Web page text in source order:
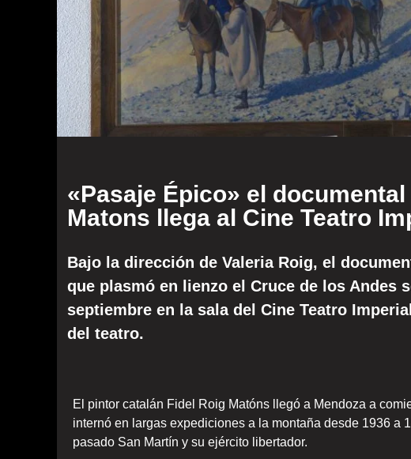
«Pasaje Épico» el
Matons llega al Cine Teatro
Bajo la dirección de Valeria Roig, el
que plasmó en lienzo el Cruce de los Andes
septiembre en la sala del Cine Teatro
del teatro.
El pintor catalán Fidel Roig Matóns llegó a Mendoza a
internó en largas expediciones a la montaña desde 1936 a
pasado San Martín y su ejército libertador.